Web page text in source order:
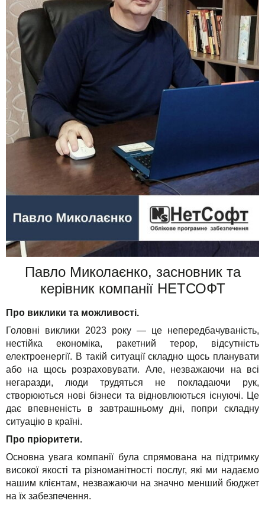
Павло Миколаєнко, засновник та
керівник компанії НЕТСОФТ
Про виклики та можливості.
Головні виклики 2023 року — це непередбачуваність,
нестійка економіка, ракетний терор, відсутність
електроенергії. В такій ситуації складно щось планувати
або на щось розраховувати. Але, незважаючи на всі
негаразди, люди трудяться не покладаючи рук,
створюються нові бізнеси та відновлюються існуючі. Це
дає впевненість в завтрашньому дні, попри складну
ситуацію в країні.
Про пріоритети.
Основна увага компанії була спрямована на підтримку
високої якості та різноманітності послуг, які ми надаємо
нашим клієнтам, незважаючи на значно менший бюджет
на їх забезпечення.